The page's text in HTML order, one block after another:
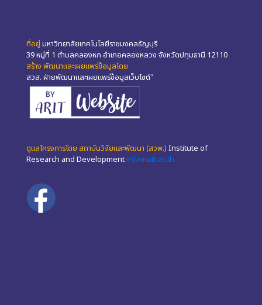
ที่อยู่ มหาวิทยาลัยเทคโนโลยีราชมงคลธัญบุรี
39 หมู่ที่ 1 ตำบลคลองหก อำเภอคลองหลวง จังหวัดปทุมธานี 12110
สร้าง พัฒนาและเผยแพร่ข้อมูลโดย
สวส. ฝ่ายพัฒนาและเผยแพร่ข้อมูลเว็บไซต์"
ดูแลโครงการโดย สถาบันวิจัยและพัฒนา (สวพ.) Institute of
Research and Development ird.rmutt.ac.th